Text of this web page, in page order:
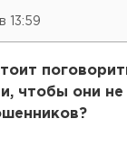
13:59
чтобы они